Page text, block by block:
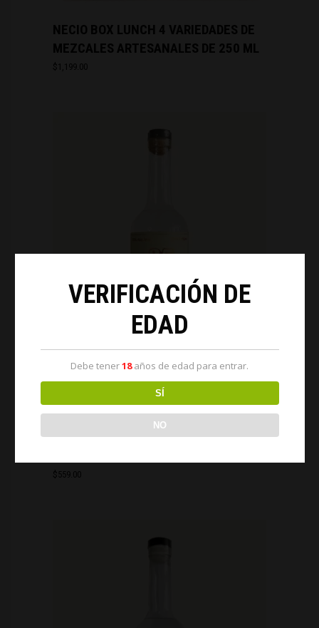
NECIO BOX LUNCH 4 VARIEDADES DE
MEZCALES ARTESANALES DE 250 ML
$ 1,199.00
$ 559.00
VERIFICACIÓN DE
EDAD
Debe tener18años de edad para entrar.
SÍ
NO